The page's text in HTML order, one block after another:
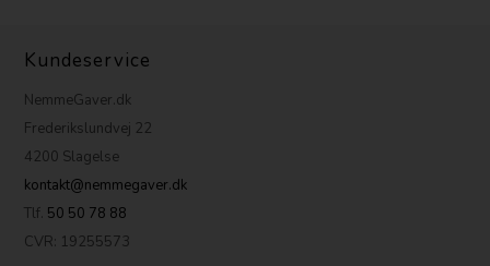
Kundeservice
NemmeGaver.dk
Frederikslundvej 22
4200 Slagelse
kontakt@nemmegaver.dk
Tlf. 50 50 78 88
CVR: 19255573